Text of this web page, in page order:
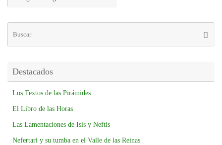
Destacados
Los Textos de las Pirámides
El Libro de las Horas
Las Lamentaciones de Isis y Neftis
Nefertari y su tumba en el Valle de las Reinas